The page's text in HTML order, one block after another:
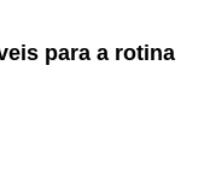
para a rotina